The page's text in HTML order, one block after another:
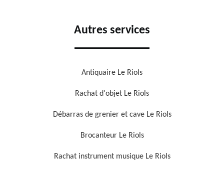
Autres services
Antiquaire Le Riols
Rachat d'objet Le Riols
Débarras de grenier et cave Le Riols
Brocanteur Le Riols
Rachat instrument musique Le Riols